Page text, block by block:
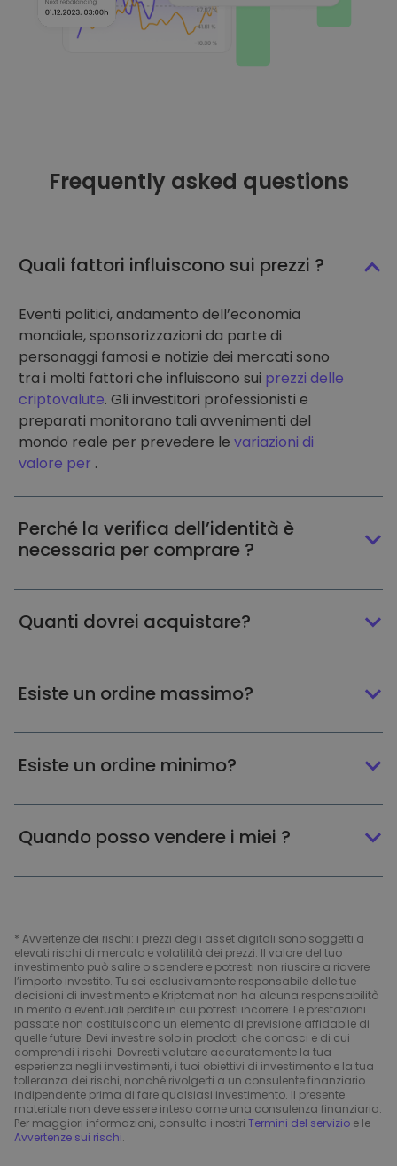
Frequently asked questions
Quali fattori influiscono sui prezzi ?
Eventi politici, andamento dell’economia
mondiale, sponsorizzazioni da parte di
personaggi famosi e notizie dei mercati sono
tra i molti fattori che influiscono sui prezzi delle
criptovalute. Gli investitori professionisti e
preparati monitorano tali avvenimenti del
mondo reale per prevedere le variazioni di
valore per .
Perché la verifica dell’identità è
necessaria per comprare ?
Quanti dovrei acquistare?
Esiste un ordine massimo?
Esiste un ordine minimo?
Quando posso vendere i miei ?
* Avvertenze dei rischi: i prezzi degli asset digitali sono soggetti a
elevati rischi di mercato e volatilità dei prezzi. Il valore del tuo
investimento può salire o scendere e potresti non riuscire a riavere
l’importo investito. Tu sei esclusivamente responsabile delle tue
decisioni di investimento e Kriptomat non ha alcuna responsabilità
in merito a eventuali perdite in cui potresti incorrere. Le prestazioni
passate non costituiscono un elemento di previsione affidabile di
quelle future. Devi investire solo in prodotti che conosci e di cui
comprendi i rischi. Dovresti valutare accuratamente la tua
esperienza negli investimenti, i tuoi obiettivi di investimento e la tua
tolleranza dei rischi, nonché rivolgerti a un consulente finanziario
indipendente prima di fare qualsiasi investimento. Il presente
materiale non deve essere inteso come una consulenza finanziaria.
Per maggiori informazioni, consulta i nostri Termini del servizio e le
Avvertenze sui rischi.